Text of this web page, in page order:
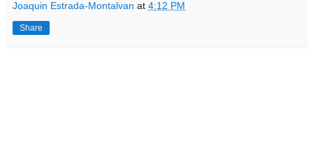
Joaquin Estrada-Montalvan at 4:12 PM
Share